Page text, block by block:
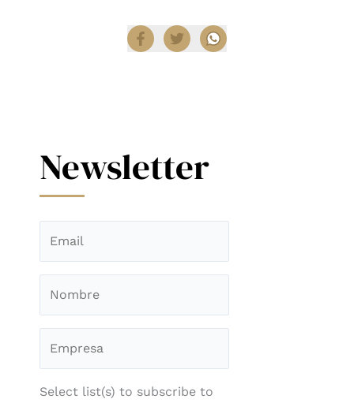
Newsletter
Select list(s) to subscribe to